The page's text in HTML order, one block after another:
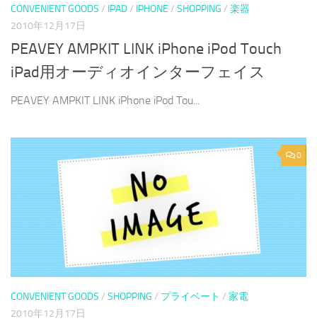
CONVENIENT GOODS / IPAD/ IPHONE / SHOPPING / 楽器
2010年12月17日
PEAVEY AMPKIT LINK iPhone iPod Touch
iPad用オーディオインターフェイス
PEAVEY AMPKIT LINK iPhone iPod Tou...
0
CONVENIENT GOODS / SHOPPING / プライベート / 家電
2010年12月17日